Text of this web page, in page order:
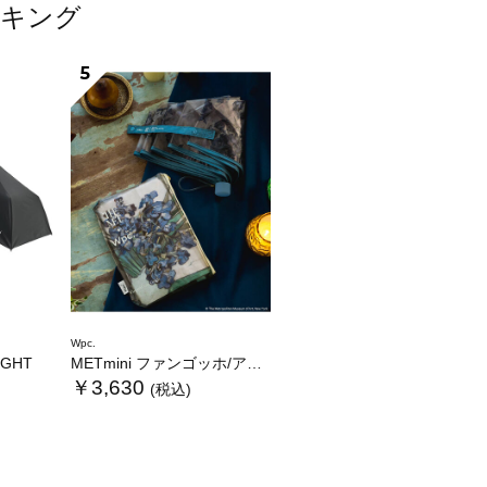
ング
5
Wpc.
METmini ファンゴッホ/アイリス
￥3,630 (税込)